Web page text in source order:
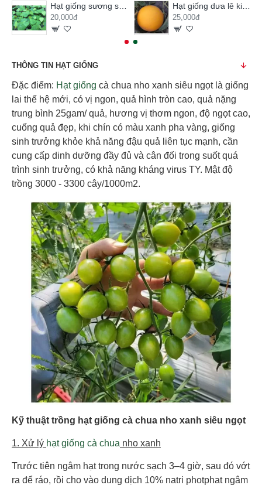
Hạt giống sương sâm lông
20,000đ
Hạt giống dưa lê kim hoàng hậu
25,000đ
THÔNG TIN HẠT GIỐNG
Đặc điểm: Hạt giống cà chua nho xanh siêu ngọt là giống
lai thế hệ mới, có vị ngon, quả hình tròn cao, quả nặng
trung bình 25gam/ quả, hương vị thơm ngon, độ ngọt cao,
cuống quả đẹp, khi chín có màu xanh pha vàng, giống
sinh trưởng khỏe khả năng đậu quả liên tục mạnh, cần
cung cấp dinh dưỡng đầy đủ và cân đối trong suốt quá
trình sinh trưởng, có khả năng kháng virus TY. Mật độ
trồng 3000 - 3300 cây/1000m2.
Kỹ thuật trồng hạt giống cà chua nho xanh siêu ngọt
1. Xử lý hạt giống cà chua nho xanh
Trước tiên ngâm hạt trong nước sạch 3–4 giờ, sau đó vớt
ra để ráo, rồi cho vào dung dịch 10% natri photphat ngâm